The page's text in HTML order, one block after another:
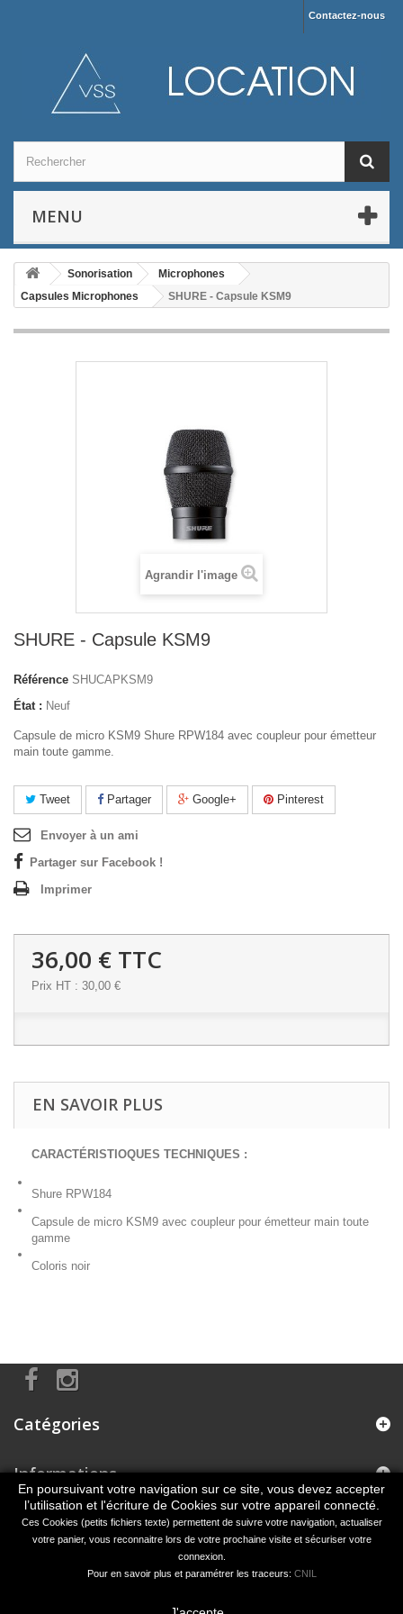
Contactez-nous
MENU
Sonorisation
Microphones
Capsules Microphones
SHURE - Capsule KSM9
Agrandir l'image
SHURE - Capsule KSM9
Référence SHUCAPKSM9
État : Neuf
Capsule de micro KSM9 Shure RPW184 avec coupleur pour émetteur
main toute gamme.
Tweet Partager Google+ Pinterest
Envoyer à un ami
Partager sur Facebook !
Imprimer
36,00 € TTC
Prix HT : 30,00 €
EN SAVOIR PLUS
CARACTÉRISTIOQUES TECHNIQUES :
Shure RPW184
Capsule de micro KSM9 avec coupleur pour émetteur main toute
gamme
Coloris noir
Catégories
Informations
Informations sur votre boutique
En poursuivant votre navigation sur ce site, vous devez accepter
l’utilisation et l'écriture de Cookies sur votre appareil connecté.
Ces Cookies (petits fichiers texte) permettent de suivre votre navigation, actualiser
votre panier, vous reconnaitre lors de votre prochaine visite et sécuriser votre
connexion.
Pour en savoir plus et paramétrer les traceurs: CNIL